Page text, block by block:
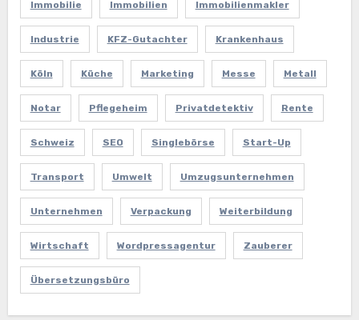
Immobilie Immobilien Immobilienmakler
Industrie KFZ-Gutachter Krankenhaus
Köln Küche Marketing Messe Metall
Notar Pflegeheim Privatdetektiv Rente
Schweiz SEO Singlebörse Start-Up
Transport Umwelt Umzugsunternehmen
Unternehmen Verpackung Weiterbildung
Wirtschaft Wordpressagentur Zauberer
Übersetzungsbüro